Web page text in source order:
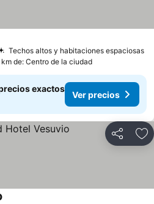
Techos altos y habitaciones espaciosas
de: Centro de la ciudad
exactos
Ver precios
Compartir